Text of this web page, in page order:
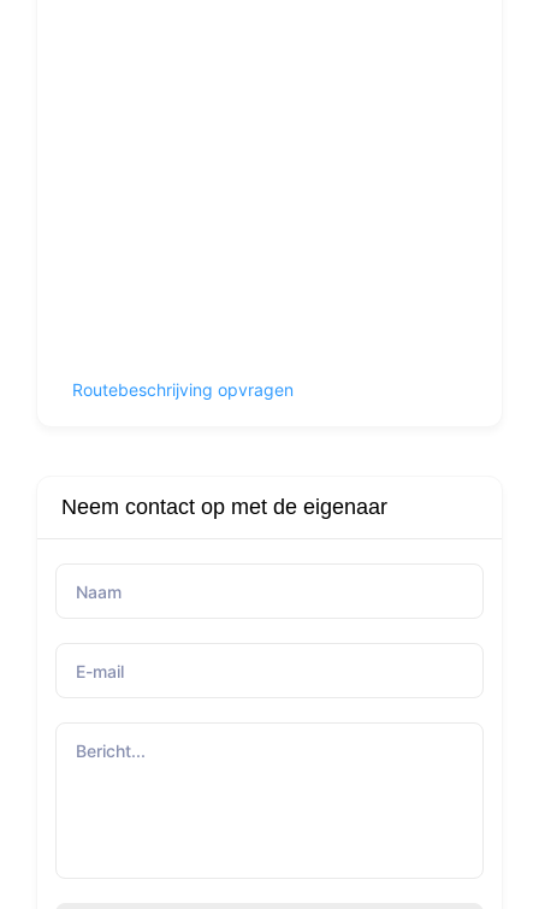
Routebeschrijving opvragen
Neem contact op met de eigenaar